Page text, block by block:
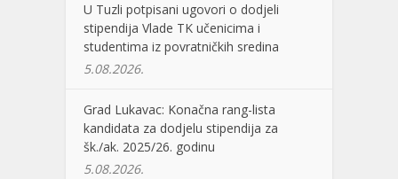
U Tuzli potpisani ugovori o dodjeli
stipendija Vlade TK učenicima i
studentima iz povratničkih sredina
5.08.2026.
Grad Lukavac: Konačna rang-lista
kandidata za dodjelu stipendija za
šk./ak. 2025/26. godinu
5.08.2026.